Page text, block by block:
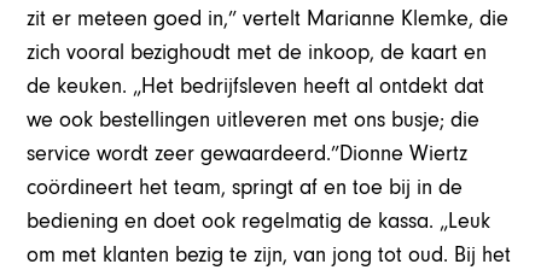
zit er meteen goed in,” vertelt Marianne Klemke, die
zich vooral bezighoudt met de inkoop, de kaart en
de keuken. „Het bedrijfsleven heeft al ontdekt dat
we ook bestellingen uitleveren met ons busje; die
service wordt zeer gewaardeerd.”Dionne Wiertz
coördineert het team, springt af en toe bij in de
bediening en doet ook regelmatig de kassa. „Leuk
om met klanten bezig te zijn, van jong tot oud. Bij het